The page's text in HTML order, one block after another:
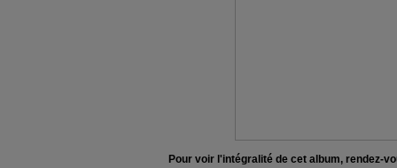
Pour voir l'intégralité de cet album, rendez-